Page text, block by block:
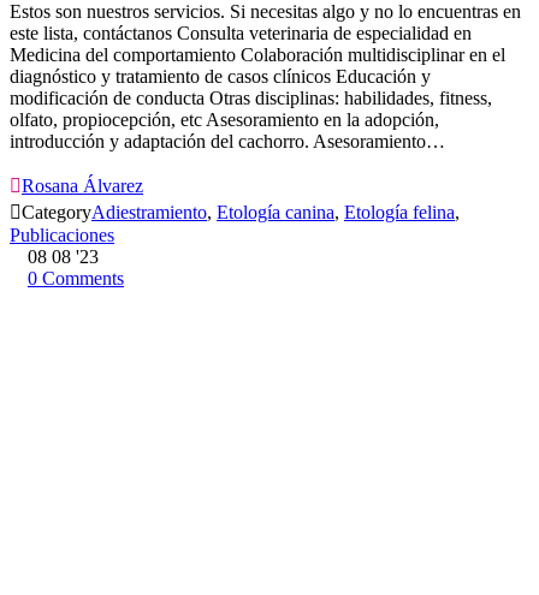
Estos son nuestros servicios. Si necesitas algo y no lo encuentras en
este lista, contáctanos Consulta veterinaria de especialidad en
Medicina del comportamiento Colaboración multidisciplinar en el
diagnóstico y tratamiento de casos clínicos Educación y
modificación de conducta Otras disciplinas: habilidades, fitness,
olfato, propiocepción, etc Asesoramiento en la adopción,
introducción y adaptación del cachorro. Asesoramiento…
Rosana Álvarez
CategoryAdiestramiento, Etología canina, Etología felina,
Publicaciones
08 08 '23
0 Comments